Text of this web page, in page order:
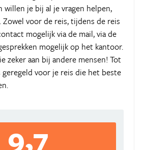
je bij al je vragen helpen,
Zowel voor de reis, tijdens de reis
mogelijk via de mail, via de
mogelijk op het kantoor.
zeker aan bij andere mensen! Tot
voor je reis die het beste
9,7